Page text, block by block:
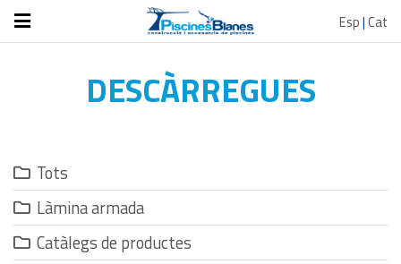
Esp|Cat
DESCÀRREGUES
Tots
Làmina armada
Catàlegs de productes